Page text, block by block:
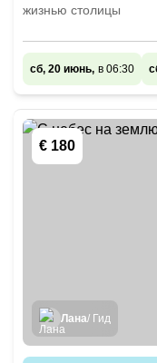
жизнью столицы
сб, 20 июнь, в 06:30
€ 180
Лана/ Гид